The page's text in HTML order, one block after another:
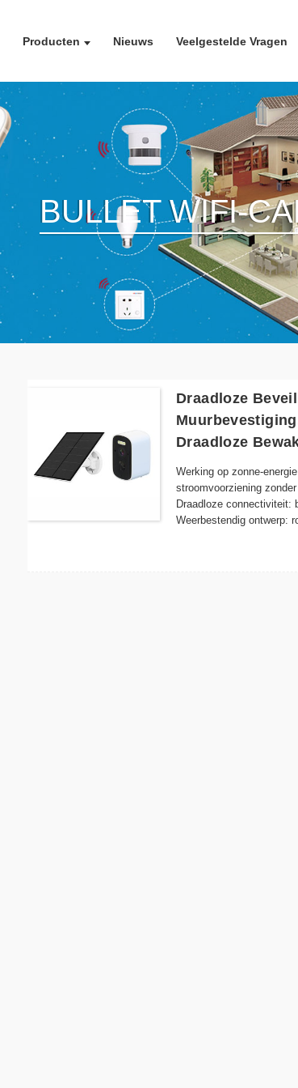
Producten Nieuws Veelgestelde Vragen
BULLET WIFI-
Draadloze
Draadloze
Werking op zonne-
stroomvoorziening
Draadloze connectiviteit:
Weerbestendig ontwerp:
Nachtzicht –